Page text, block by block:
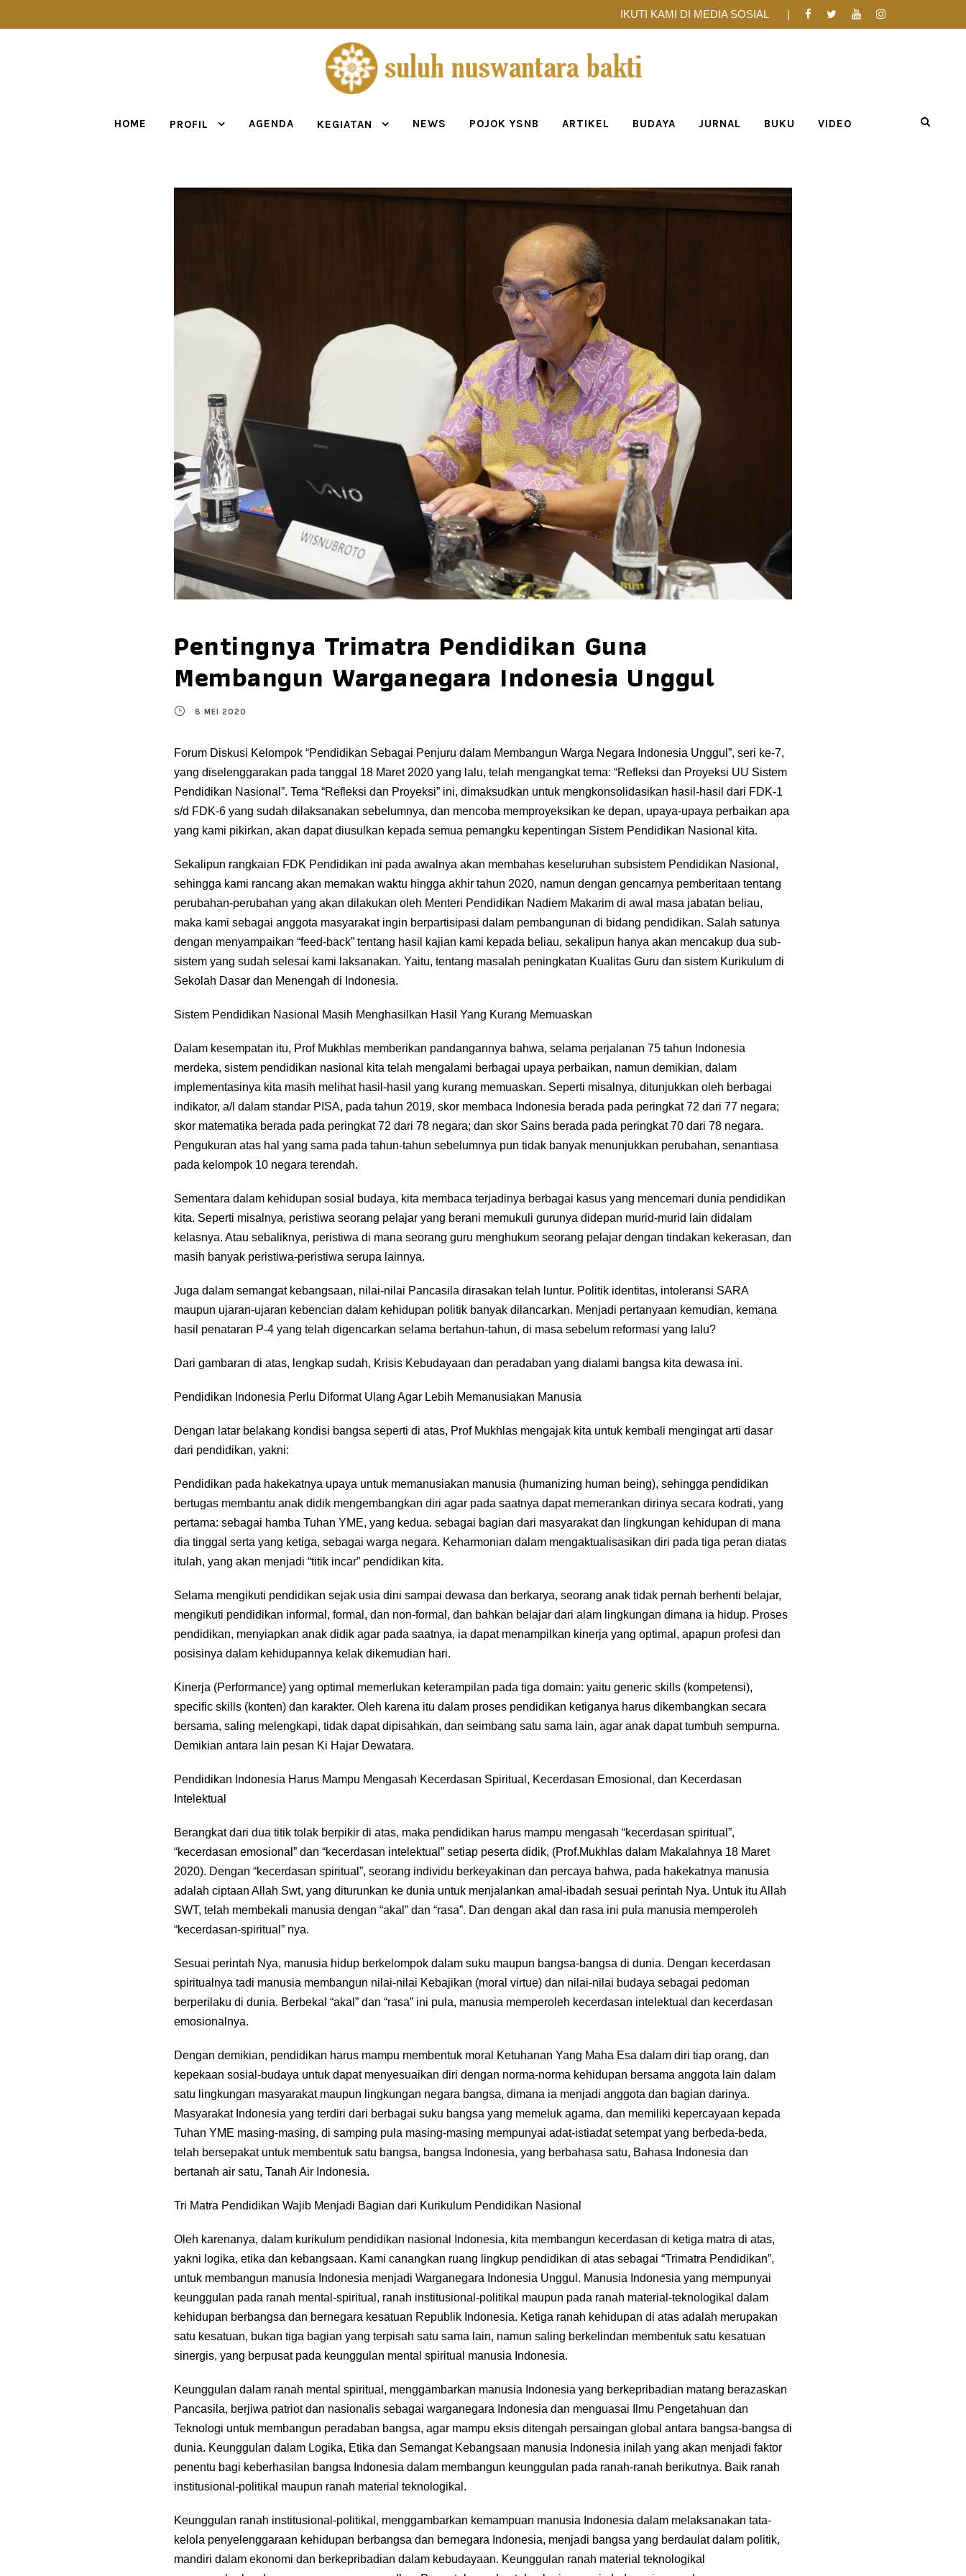
IKUTI KAMI DI MEDIA SOSIAL
HOME PROFIL AGENDA KEGIATAN NEWS POJOK YSNB ARTIKEL BUDAYA JURNAL BUKU VIDEO
Pentingnya Trimatra Pendidikan Guna
Membangun Warganegara Indonesia Unggul
8 MEI 2020
Forum Diskusi Kelompok “Pendidikan Sebagai Penjuru dalam Membangun Warga Negara Indonesia Unggul”, seri ke-7,
yang diselenggarakan pada tanggal 18 Maret 2020 yang lalu, telah mengangkat tema: “Refleksi dan Proyeksi UU Sistem
Pendidikan Nasional”. Tema “Refleksi dan Proyeksi” ini, dimaksudkan untuk mengkonsolidasikan hasil-hasil dari FDK-1
s/d FDK-6 yang sudah dilaksanakan sebelumnya, dan mencoba memproyeksikan ke depan, upaya-upaya perbaikan apa
yang kami pikirkan, akan dapat diusulkan kepada semua pemangku kepentingan Sistem Pendidikan Nasional kita.
Sekalipun rangkaian FDK Pendidikan ini pada awalnya akan membahas keseluruhan subsistem Pendidikan Nasional,
sehingga kami rancang akan memakan waktu hingga akhir tahun 2020, namun dengan gencarnya pemberitaan tentang
perubahan-perubahan yang akan dilakukan oleh Menteri Pendidikan Nadiem Makarim di awal masa jabatan beliau,
maka kami sebagai anggota masyarakat ingin berpartisipasi dalam pembangunan di bidang pendidikan. Salah satunya
dengan menyampaikan “feed-back” tentang hasil kajian kami kepada beliau, sekalipun hanya akan mencakup dua sub-
sistem yang sudah selesai kami laksanakan. Yaitu, tentang masalah peningkatan Kualitas Guru dan sistem Kurikulum di
Sekolah Dasar dan Menengah di Indonesia.
Sistem Pendidikan Nasional Masih Menghasilkan Hasil Yang Kurang Memuaskan
Dalam kesempatan itu, Prof Mukhlas memberikan pandangannya bahwa, selama perjalanan 75 tahun Indonesia
merdeka, sistem pendidikan nasional kita telah mengalami berbagai upaya perbaikan, namun demikian, dalam
implementasinya kita masih melihat hasil-hasil yang kurang memuaskan. Seperti misalnya, ditunjukkan oleh berbagai
indikator, a/l dalam standar PISA, pada tahun 2019, skor membaca Indonesia berada pada peringkat 72 dari 77 negara;
skor matematika berada pada peringkat 72 dari 78 negara; dan skor Sains berada pada peringkat 70 dari 78 negara.
Pengukuran atas hal yang sama pada tahun-tahun sebelumnya pun tidak banyak menunjukkan perubahan, senantiasa
pada kelompok 10 negara terendah.
Sementara dalam kehidupan sosial budaya, kita membaca terjadinya berbagai kasus yang mencemari dunia pendidikan
kita. Seperti misalnya, peristiwa seorang pelajar yang berani memukuli gurunya didepan murid-murid lain didalam
kelasnya. Atau sebaliknya, peristiwa di mana seorang guru menghukum seorang pelajar dengan tindakan kekerasan, dan
masih banyak peristiwa-peristiwa serupa lainnya.
Juga dalam semangat kebangsaan, nilai-nilai Pancasila dirasakan telah luntur. Politik identitas, intoleransi SARA
maupun ujaran-ujaran kebencian dalam kehidupan politik banyak dilancarkan. Menjadi pertanyaan kemudian, kemana
hasil penataran P-4 yang telah digencarkan selama bertahun-tahun, di masa sebelum reformasi yang lalu?
Dari gambaran di atas, lengkap sudah, Krisis Kebudayaan dan peradaban yang dialami bangsa kita dewasa ini.
Pendidikan Indonesia Perlu Diformat Ulang Agar Lebih Memanusiakan Manusia
Dengan latar belakang kondisi bangsa seperti di atas, Prof Mukhlas mengajak kita untuk kembali mengingat arti dasar
dari pendidikan, yakni:
Pendidikan pada hakekatnya upaya untuk memanusiakan manusia (humanizing human being), sehingga pendidikan
bertugas membantu anak didik mengembangkan diri agar pada saatnya dapat memerankan dirinya secara kodrati, yang
pertama: sebagai hamba Tuhan YME, yang kedua. sebagai bagian dari masyarakat dan lingkungan kehidupan di mana
dia tinggal serta yang ketiga, sebagai warga negara. Keharmonian dalam mengaktualisasikan diri pada tiga peran diatas
itulah, yang akan menjadi “titik incar” pendidikan kita.
Selama mengikuti pendidikan sejak usia dini sampai dewasa dan berkarya, seorang anak tidak pernah berhenti belajar,
mengikuti pendidikan informal, formal, dan non-formal, dan bahkan belajar dari alam lingkungan dimana ia hidup. Proses
pendidikan, menyiapkan anak didik agar pada saatnya, ia dapat menampilkan kinerja yang optimal, apapun profesi dan
posisinya dalam kehidupannya kelak dikemudian hari.
Kinerja (Performance) yang optimal memerlukan keterampilan pada tiga domain: yaitu generic skills (kompetensi),
specific skills (konten) dan karakter. Oleh karena itu dalam proses pendidikan ketiganya harus dikembangkan secara
bersama, saling melengkapi, tidak dapat dipisahkan, dan seimbang satu sama lain, agar anak dapat tumbuh sempurna.
Demikian antara lain pesan Ki Hajar Dewatara.
Pendidikan Indonesia Harus Mampu Mengasah Kecerdasan Spiritual, Kecerdasan Emosional, dan Kecerdasan
Intelektual
Berangkat dari dua titik tolak berpikir di atas, maka pendidikan harus mampu mengasah “kecerdasan spiritual”,
“kecerdasan emosional” dan “kecerdasan intelektual” setiap peserta didik, (Prof.Mukhlas dalam Makalahnya 18 Maret
2020). Dengan “kecerdasan spiritual”, seorang individu berkeyakinan dan percaya bahwa, pada hakekatnya manusia
adalah ciptaan Allah Swt, yang diturunkan ke dunia untuk menjalankan amal-ibadah sesuai perintah Nya. Untuk itu Allah
SWT, telah membekali manusia dengan “akal” dan “rasa”. Dan dengan akal dan rasa ini pula manusia memperoleh
“kecerdasan-spiritual” nya.
Sesuai perintah Nya, manusia hidup berkelompok dalam suku maupun bangsa-bangsa di dunia. Dengan kecerdasan
spiritualnya tadi manusia membangun nilai-nilai Kebajikan (moral virtue) dan nilai-nilai budaya sebagai pedoman
berperilaku di dunia. Berbekal “akal” dan “rasa” ini pula, manusia memperoleh kecerdasan intelektual dan kecerdasan
emosionalnya.
Dengan demikian, pendidikan harus mampu membentuk moral Ketuhanan Yang Maha Esa dalam diri tiap orang, dan
kepekaan sosial-budaya untuk dapat menyesuaikan diri dengan norma-norma kehidupan bersama anggota lain dalam
satu lingkungan masyarakat maupun lingkungan negara bangsa, dimana ia menjadi anggota dan bagian darinya.
Masyarakat Indonesia yang terdiri dari berbagai suku bangsa yang memeluk agama, dan memiliki kepercayaan kepada
Tuhan YME masing-masing, di samping pula masing-masing mempunyai adat-istiadat setempat yang berbeda-beda,
telah bersepakat untuk membentuk satu bangsa, bangsa Indonesia, yang berbahasa satu, Bahasa Indonesia dan
bertanah air satu, Tanah Air Indonesia.
Tri Matra Pendidikan Wajib Menjadi Bagian dari Kurikulum Pendidikan Nasional
Oleh karenanya, dalam kurikulum pendidikan nasional Indonesia, kita membangun kecerdasan di ketiga matra di atas,
yakni logika, etika dan kebangsaan. Kami canangkan ruang lingkup pendidikan di atas sebagai “Trimatra Pendidikan”,
untuk membangun manusia Indonesia menjadi Warganegara Indonesia Unggul. Manusia Indonesia yang mempunyai
keunggulan pada ranah mental-spiritual, ranah institusional-politikal maupun pada ranah material-teknologikal dalam
kehidupan berbangsa dan bernegara kesatuan Republik Indonesia. Ketiga ranah kehidupan di atas adalah merupakan
satu kesatuan, bukan tiga bagian yang terpisah satu sama lain, namun saling berkelindan membentuk satu kesatuan
sinergis, yang berpusat pada keunggulan mental spiritual manusia Indonesia.
Keunggulan dalam ranah mental spiritual, menggambarkan manusia Indonesia yang berkepribadian matang berazaskan
Pancasila, berjiwa patriot dan nasionalis sebagai warganegara Indonesia dan menguasai Ilmu Pengetahuan dan
Teknologi untuk membangun peradaban bangsa, agar mampu eksis ditengah persaingan global antara bangsa-bangsa di
dunia. Keunggulan dalam Logika, Etika dan Semangat Kebangsaan manusia Indonesia inilah yang akan menjadi faktor
penentu bagi keberhasilan bangsa Indonesia dalam membangun keunggulan pada ranah-ranah berikutnya. Baik ranah
institusional-politikal maupun ranah material teknologikal.
Keunggulan ranah institusional-politikal, menggambarkan kemampuan manusia Indonesia dalam melaksanakan tata-
kelola penyelenggaraan kehidupan berbangsa dan bernegara Indonesia, menjadi bangsa yang berdaulat dalam politik,
mandiri dalam ekonomi dan berkepribadian dalam kebudayaan. Keunggulan ranah material teknologikal